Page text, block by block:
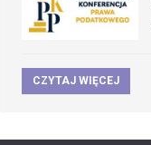
CZYTAJ WIĘCEJ